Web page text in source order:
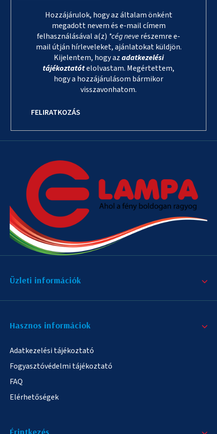
Hozzájárulok, hogy az általam önként
megadott nevem és e-mail címem
felhasználásával a(z) *cég neverészemre e-
mail útján hírleveleket, ajánlatokat küldjön.
Kijelentem, hogy azadatkezelési
tájékoztatótelolvastam. Megértettem,
hogy a hozzájárulásom bármikor
visszavonhatom.
FELIRATKOZÁS
Üzleti információk
Hasznos informáciok
Adatkezelési tájékoztató
Fogyasztóvédelmi tájékoztató
FAQ
Elérhetőségek